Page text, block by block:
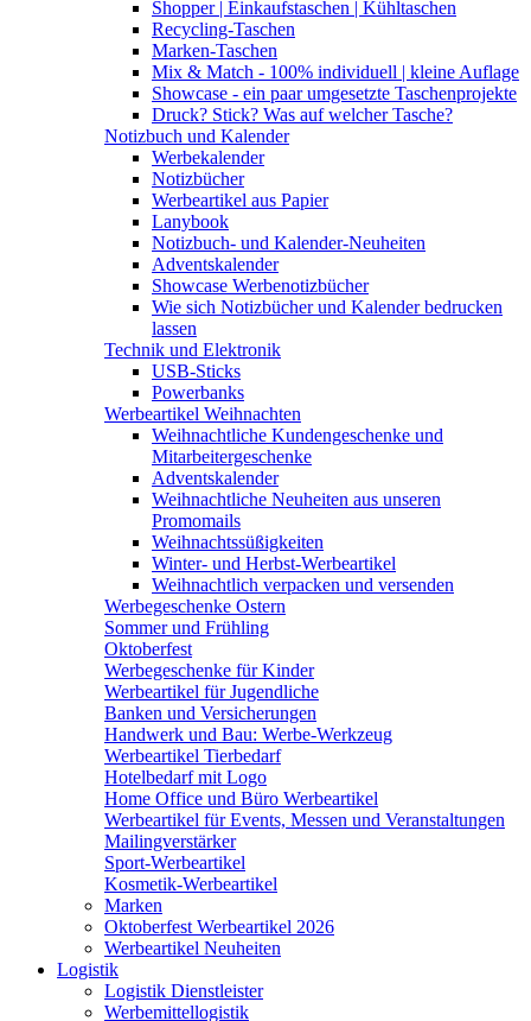
Shopper | Einkaufstaschen | Kühltaschen
Recycling-Taschen
Marken-Taschen
Mix & Match - 100% individuell | kleine Auflage
Showcase - ein paar umgesetzte Taschenprojekte
Druck? Stick? Was auf welcher Tasche?
Notizbuch und Kalender
Werbekalender
Notizbücher
Werbeartikel aus Papier
Lanybook
Notizbuch- und Kalender-Neuheiten
Adventskalender
Showcase Werbenotizbücher
Wie sich Notizbücher und Kalender bedrucken
lassen
Technik und Elektronik
USB-Sticks
Powerbanks
Werbeartikel Weihnachten
Weihnachtliche Kundengeschenke und
Mitarbeitergeschenke
Adventskalender
Weihnachtliche Neuheiten aus unseren
Promomails
Weihnachtssüßigkeiten
Winter- und Herbst-Werbeartikel
Weihnachtlich verpacken und versenden
Werbegeschenke Ostern
Sommer und Frühling
Oktoberfest
Werbegeschenke für Kinder
Werbeartikel für Jugendliche
Banken und Versicherungen
Handwerk und Bau: Werbe-Werkzeug
Werbeartikel Tierbedarf
Hotelbedarf mit Logo
Home Office und Büro Werbeartikel
Werbeartikel für Events, Messen und Veranstaltungen
Mailingverstärker
Sport-Werbeartikel
Kosmetik-Werbeartikel
Marken
Oktoberfest Werbeartikel 2026
Werbeartikel Neuheiten
Logistik
Logistik Dienstleister
Werbemittellogistik